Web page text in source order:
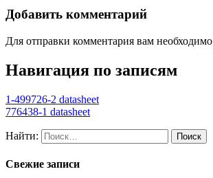
Добавить комментарий
Для отправки комментария вам необходимо
Навигация по записям
1-499726-2 datasheet
776438-1 datasheet
Найти:
Свежие записи